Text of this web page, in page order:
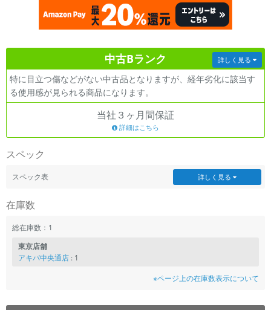
中古Bランク
特に目立つ傷などがない中古品となりますが、経年劣化に該当す
る使用感が見られる商品になります。
詳しく見る
当社３ヶ月間保証
詳細はこちら
スペック
スペック表 詳しく見る
在庫数
総在庫数：1
東京店舗
アキバ中央通店 : 1
※ページ上の在庫数表示について